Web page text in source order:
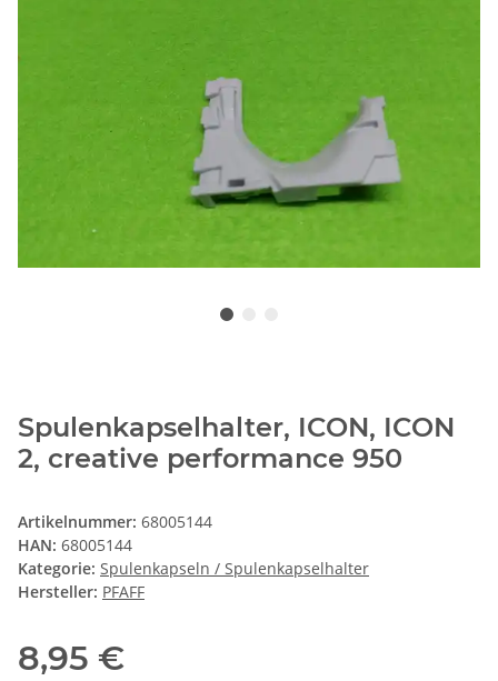
Spulenkapselhalter, ICON, ICON
2, creative performance 950
Artikelnummer: 68005144
HAN: 68005144
Kategorie: Spulenkapseln / Spulenkapselhalter
Hersteller: PFAFF
8,95 €